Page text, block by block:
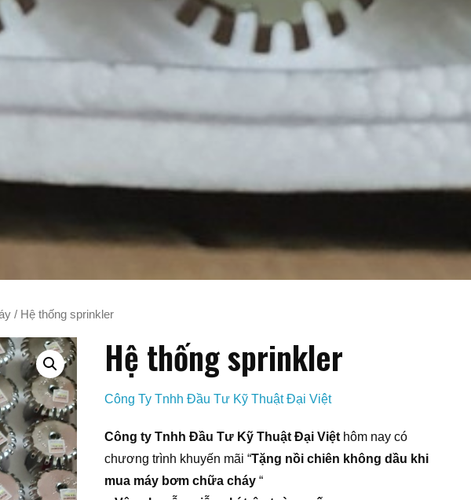
/ Hệ thống sprinkler
Hệ thống sprinkler
Công Ty Tnhh Đầu Tư Kỹ Thuật Đại Việt
Công ty Tnhh Đầu Tư Kỹ Thuật Đại Việt hôm nay có
chương trình khuyến mãi “Tặng nồi chiên không dầu khi
mua máy bơm chữa cháy “